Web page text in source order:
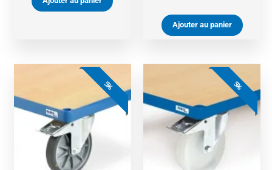
Ajouter au panier
5%
prix
initial
était :
est :
142,00 €.
5%
Le
prix
initial
était :
56,00 €.
actuel
est :